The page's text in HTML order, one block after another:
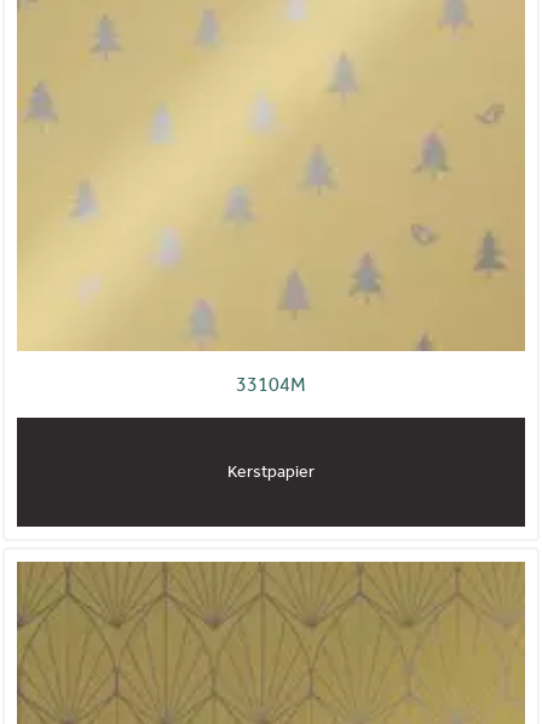
33104M
Kerstpapier